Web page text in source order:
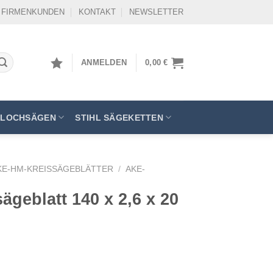
FIRMENKUNDEN KONTAKT NEWSLETTER
ANMELDEN 0,00€
LOCHSÄGEN STIHL SÄGEKETTEN
HM-KREISSÄGEBLÄTTER / AKE-
140 x 2,6 x 20